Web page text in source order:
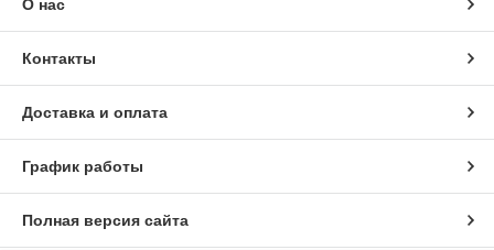
О нас
Контакты
Доставка и оплата
График работы
Полная версия сайта